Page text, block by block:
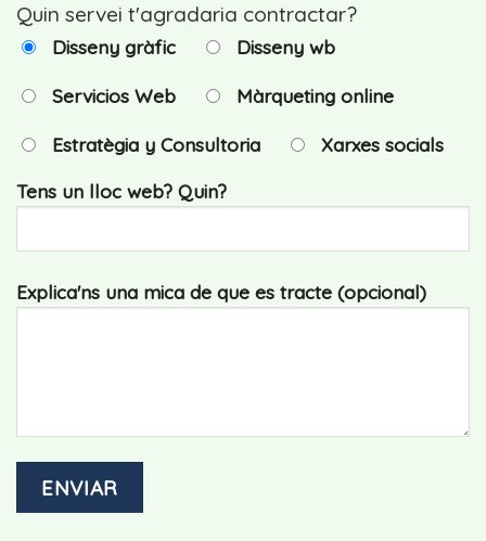
Quin servei t'agradaria contractar?
Disseny gràfic Disseny wb
Servicios Web Màrqueting online
Estratègia y Consultoria Xarxes socials
Tens un lloc web? Quin?
Explica'ns una mica de que es tracte (opcional)